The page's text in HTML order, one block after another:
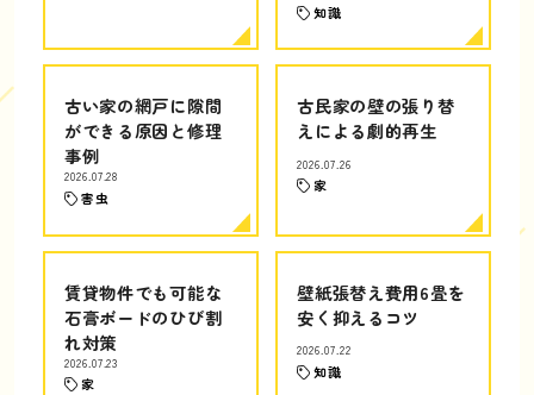
知識
古い家の網戸に隙間
ができる原因と修理
事例
2026.07.28
害虫
古民家の壁の張り替
えによる劇的再生
2026.07.26
家
賃貸物件でも可能な
石膏ボードのひび割
れ対策
2026.07.23
家
壁紙張替え費用6畳を
安く抑えるコツ
2026.07.22
知識